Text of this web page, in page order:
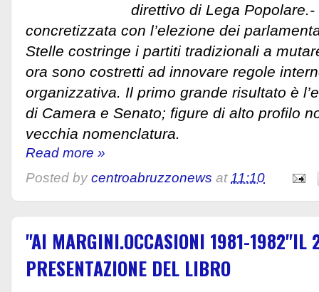
direttivo di Lega
concretizzata con l’elezione dei
Stelle costringe i partiti tradizionali a
ora sono costretti ad innovare regole
organizzativa. Il primo grande risultato è
di Camera e Senato; figure di alto profilo
vecchia nomenclatura.
Read more »
Posted by centroabruzzonews at11:10
"AI MARGINI.OCCASIONI 1981-1982"IL
PRESENTAZIONE DEL LIBRO